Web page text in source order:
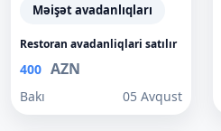
Məişət avadanlıqları
Restoran avadanliqlari satılır
400 AZN
Bakı 05 Avqust